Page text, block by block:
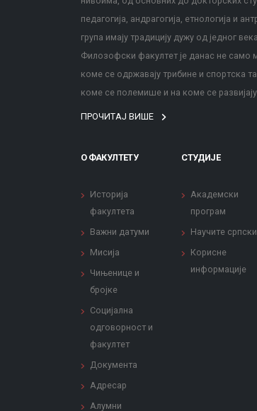
педагогија, андрагогија, етнологија и
група имају традицију дужу од једног
Филозофски факултет је данас не само
коме се одржавају трибине и спортска
коме се полемише и на коме се развијају
ПРОЧИТАЈ ВИШЕ
О ФАКУЛТЕТУ
Историја
факултета
Важни датуми
Мисија
Чињенице и
бројке
Социјална
одговорност и
факултет
Документа
Адресар
Алумни
СТУДИЈЕ
Академски
програм
Научите српски
Корисне
информације